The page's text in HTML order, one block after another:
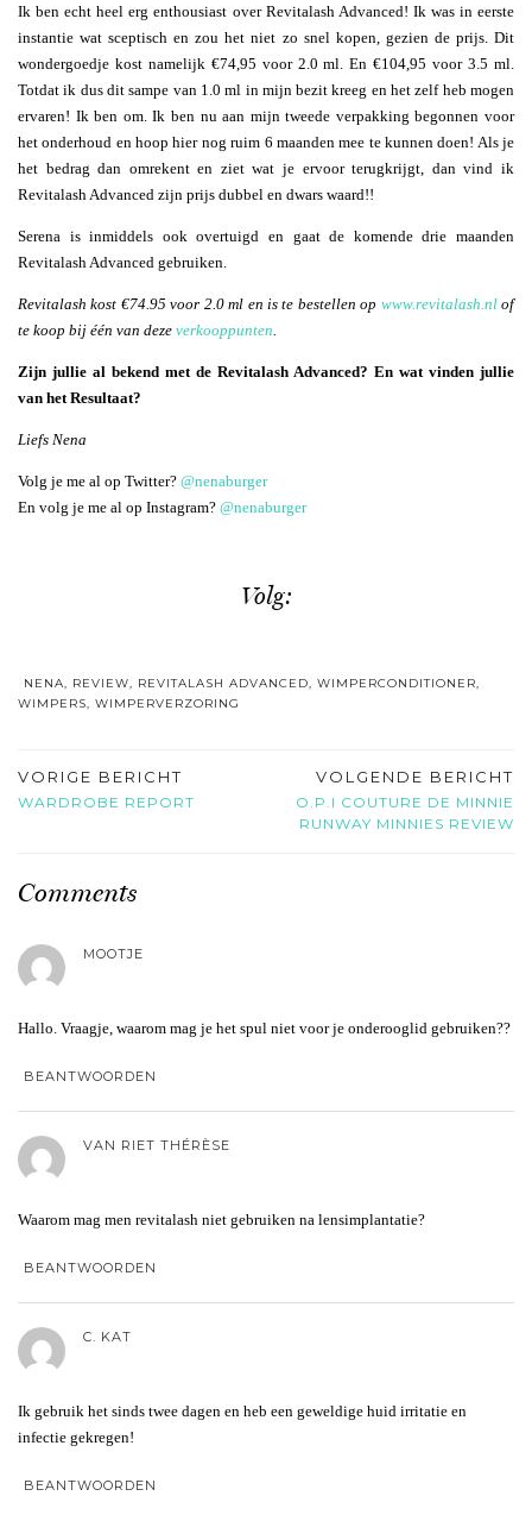
Ik ben echt heel erg enthousiast over Revitalash Advanced! Ik was in eerste
instantie wat sceptisch en zou het niet zo snel kopen, gezien de prijs. Dit
wondergoedje kost namelijk €74,95 voor 2.0 ml. En €104,95 voor 3.5 ml.
Totdat ik dus dit sampe van 1.0 ml in mijn bezit kreeg en het zelf heb mogen
ervaren! Ik ben om. Ik ben nu aan mijn tweede verpakking begonnen voor
het onderhoud en hoop hier nog ruim 6 maanden mee te kunnen doen! Als je
het bedrag dan omrekent en ziet wat je ervoor terugkrijgt, dan vind ik
Revitalash Advanced zijn prijs dubbel en dwars waard!!
Serena is inmiddels ook overtuigd en gaat de komende drie maanden
Revitalash Advanced gebruiken.
Revitalash kost €74.95 voor 2.0 ml en is te bestellen op www.revitalash.nlof
te koop bij één van deze verkooppunten
Zijn jullie al bekend met de Revitalash Advanced? En wat vinden jullie
van het Resultaat?
Liefs Nena
Volg je me al op Twitter? @nenaburger
En volg je me al op Instagram? @nenaburger
Volg:
NENA, REVIEW, REVITALASH ADVANCED, WIMPERCONDITIONER,
WIMPERS, WIMPERVERZORING
VORIGE BERICHT
WARDROBE REPORT
VOLGENDE BERICHT
O.P.I COUTURE DE MINNIE
RUNWAY MINNIES REVIEW
Comments
MOOTJE
Hallo. Vraagje, waarom mag je het spul niet voor je onderooglid gebruiken??
BEANTWOORDEN
VAN RIET THÉRÈSE
Waarom mag men revitalash niet gebruiken na lensimplantatie?
BEANTWOORDEN
C. KAT
Ik gebruik het sinds twee dagen en heb een geweldige huid irritatie en
infectie gekregen!
BEANTWOORDEN